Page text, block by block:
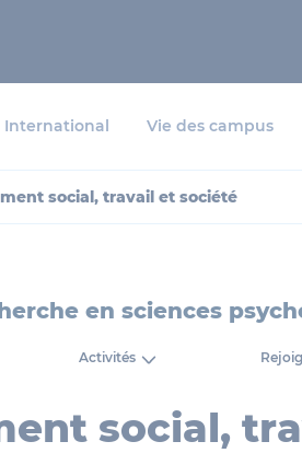
International Vie des campus
social, travail et société
en sciences
Activités
social,